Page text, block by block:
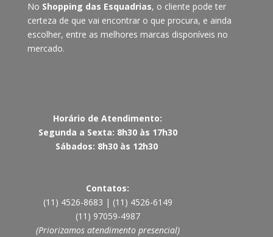
No Shopping das Esquadrias, o cliente pode ter
certeza de que vai encontrar o que procura, e ainda
escolher, entre as melhores marcas disponíveis no
mercado.
Horário de Atendimento:
Segunda a Sexta: 8h30 às 17h30
Sábados: 8h30 às 12h30
Contatos:
(11) 4526-8683 | (11) 4526-6149
(11) 97059-4987
(Priorizamos atendimento presencial)